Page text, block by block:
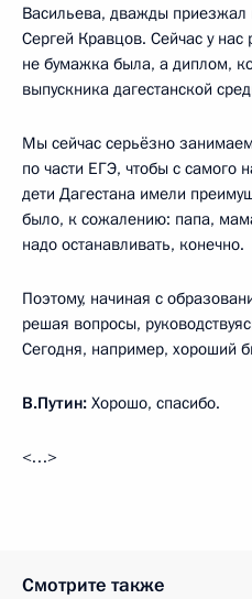
Васильева, дважды приезжал
Сергей Кравцов. Сейчас у нас
не бумажка была, а диплом,
выпускника дагестанской
Мы сейчас серьёзно
по части ЕГЭ, чтобы с самого
дети Дагестана имели
было, к сожалению: папа,
надо останавливать, конечно.
Поэтому, начиная с
решая вопросы,
Сегодня, например, хороший
В.Путин: Хорошо, спасибо.
<…>
Смотрите также